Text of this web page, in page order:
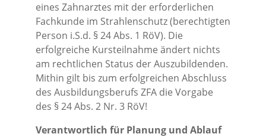
eines Zahnarztes mit der erforderlichen
Fachkunde im Strahlenschutz (berechtigten
Person i.S.d. § 24 Abs. 1 RöV). Die
erfolgreiche Kursteilnahme ändert nichts
am rechtlichen Status der Auszubildenden.
Mithin gilt bis zum erfolgreichen Abschluss
des Ausbildungsberufs ZFA die Vorgabe
des § 24 Abs. 2 Nr. 3 RöV!
Verantwortlich für Planung und Ablauf